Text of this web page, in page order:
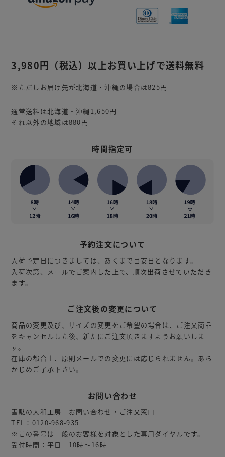
3,980円 （税込）以上お買い上げで送料無料
※ただしお届け先が北海道・沖縄の場合は825円
通常送料は北海道・沖縄1,650円
それ以外の地域は880円
時間指定可
予約注文について
入荷予定日につきましては、あくまで目安日となります。
入荷次第、メールでご案内した上で、順次出荷させていただき
ます。
ご注文後の変更について
商品の変更及び、サイズの変更をご希望の場合は、ご注文商品
をキャンセルした後、新たにご注文頂きますようお願いしま
す。
在庫の都合上、原則メールでの変更には応じられません。あら
かじめご了承下さい。
お問い合わせ
雪駄の大和工房 お問い合わせ・ご注文窓口
TEL：0120-968-935
※この番号は一般のお客様を対象とした専用ダイヤルです。
受付時間：平日 10時～16時